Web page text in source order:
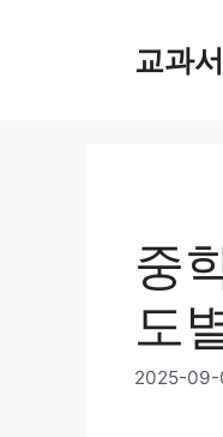
교과서
중
도
2025-09-